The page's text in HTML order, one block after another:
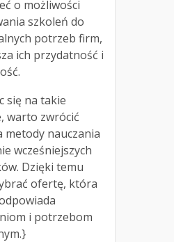
o możliwości
szkoleń do
potrzeb firm,
ich przydatność i
się na takie
warto zwrócić
metody nauczania
wcześniejszych
Dzięki temu
ofertę, która
i potrzebom